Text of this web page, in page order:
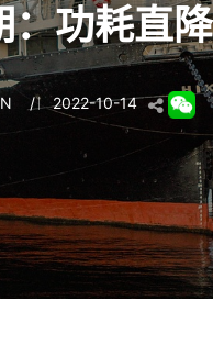
：功耗直
/ 2022-10-14